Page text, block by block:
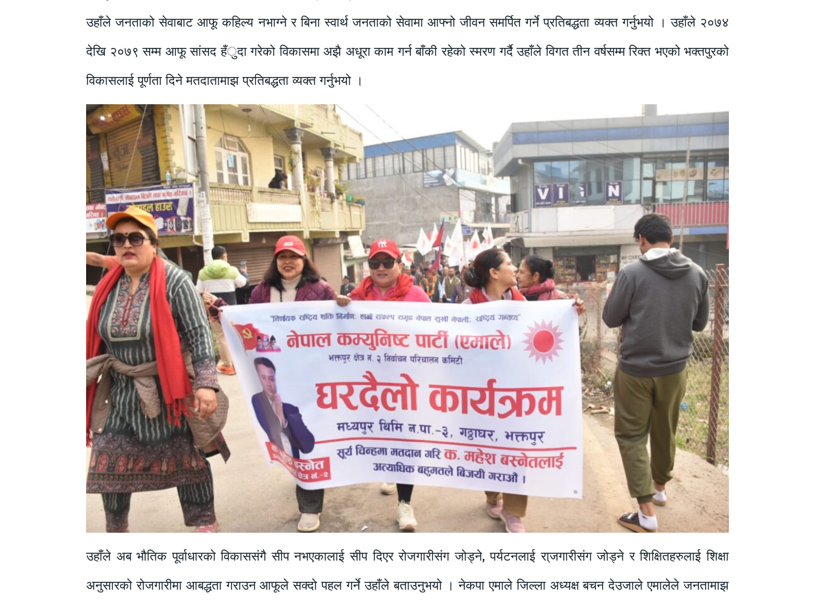
उहाँले जनताको सेवाबाट आफू कहिल्य नभाग्ने र बिना स्वार्थ जनताको सेवामा आफ्नो जीवन समर्पित गर्ने प्रतिबद्धता व्यक्त गर्नुभयो । उहाँले २०७४
देखि २०७९ सम्म आफू सांसद हँुदा गरेको विकासमा अझै अधूरा काम गर्न बाँकी रहेको स्मरण गर्दै उहाँले विगत तीन वर्षसम्म रिक्त भएको भक्तपुरको
विकासलाई पूर्णता दिने मतदातामाझ प्रतिबद्धता व्यक्त गर्नुभयो ।
उहाँले अब भौतिक पूर्वाधारको विकाससंगै सीप नभएकालाई सीप दिएर रोजगारीसंग जोड्ने, पर्यटनलाई रा्जगारीसंग जोड्ने र शिक्षितहरुलाई शिक्षा
अनुसारको रोजगारीमा आबद्धता गराउन आफूले सक्दो पहल गर्ने उहाँले बताउनुभयो । नेकपा एमाले जिल्ला अध्यक्ष बचन देउजाले एमालेले जनतामाझ